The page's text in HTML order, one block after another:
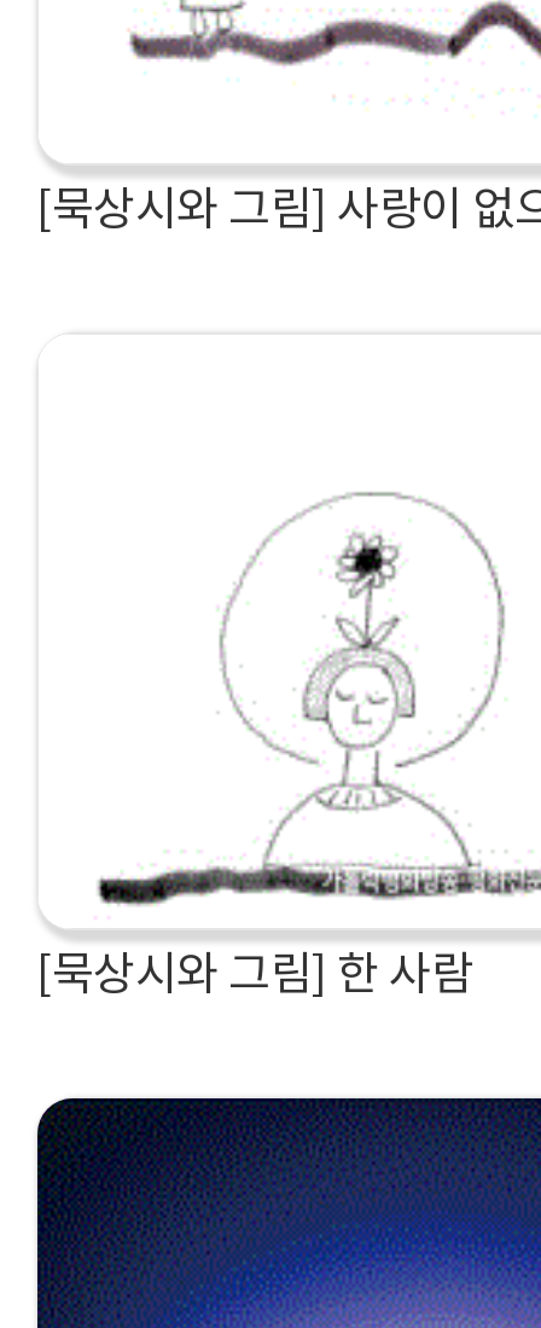
[묵상시와 그림] 사랑이 없
[묵상시와 그림] 한 사람